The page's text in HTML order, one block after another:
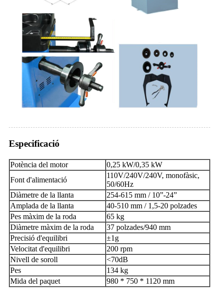
Especificació
Potència del motor
0,25 kW/0,35 kW
Font d'alimentació
110V/240V/240V, monofàsic,
50/60Hz
Diàmetre de la llanta
254-615 mm / 10”-24”
Amplada de la llanta
40-510 mm / 1,5-20 polzades
Pes màxim de la roda
65 kg
Diàmetre màxim de la roda
37 polzades/940 mm
Precisió d'equilibri
±1g
Velocitat d'equilibri
200 rpm
Nivell de soroll
<70dB
Pes
134 kg
Mida del paquet
980 * 750 * 1120 mm